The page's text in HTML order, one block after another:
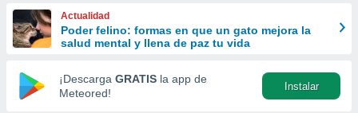
y
forma
digital
basada
Actualidad
Poder felino: formas en que un gato mejora la
salud mental y llena de paz tu vida
¡Descarga GRATIS la app de
Meteored!
Instalar